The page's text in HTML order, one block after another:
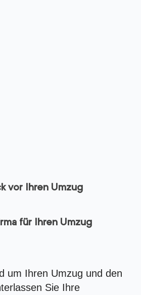
vor Ihren Umzug
für Ihren Umzug
um Ihren Umzug und den
Sie Ihre